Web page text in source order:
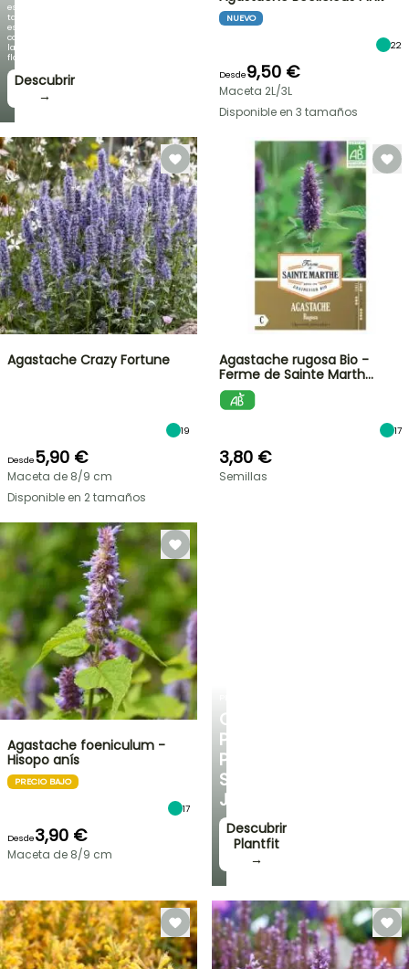
es
tan
espectacular
como
la
floración!
Descubrir
→
CONSEJOS
PERSONALIZADOS
PARA
SU
JARDÍN
Descubrir
Plantfit
→
NUEVO
22
Desde9,50 €
Maceta 2L/3L
Disponible en 3 tamaños
Agastache Crazy Fortune
19
Desde5,90 €
Maceta de 8/9 cm
Disponible en 2 tamaños
Agastache rugosa Bio -
Ferme de Sainte Marth…
17
3,80 €
Semillas
Agastache foeniculum -
Hisopo anís
PRECIO BAJO
17
Desde3,90 €
Maceta de 8/9 cm